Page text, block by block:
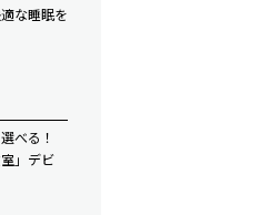
な睡眠を
べる！
」デビ